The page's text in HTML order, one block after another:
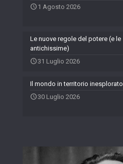
1 Agosto 2026
Le nuove regole del potere (e le
antichissime)
31 Luglio 2026
Il mondo in territorio inesplorato
30 Luglio 2026